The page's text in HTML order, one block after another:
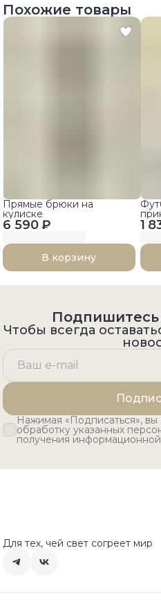
Похожие товары
6 590 ₽
Прямые брюки на
кулиске
В корзину
1
Подпишитесь
Чтобы всегда
Нажимая «Подписаться», вы
обработку указанных
получения
Для тех, чей свет согреет мир